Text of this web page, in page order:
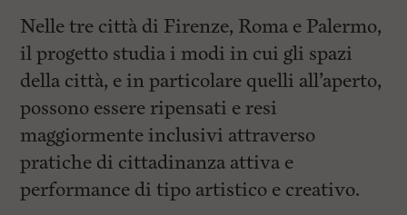
Nelle tre città di Firenze, Roma e Palermo,
il progetto studia i modi in cui gli spazi
della città, e in particolare quelli all’aperto,
possono essere ripensati e resi
maggiormente inclusivi attraverso
pratiche di cittadinanza attiva e
performance di tipo artistico e creativo.